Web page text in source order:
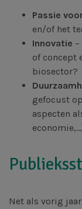
Passie
en/of het
Innovatie
of concept
biosector?
gefocust
aspecten
Net als vorig